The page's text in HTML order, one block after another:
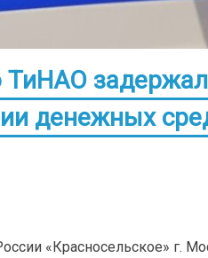
ТиНАО
денежных
«Красносельское» г.